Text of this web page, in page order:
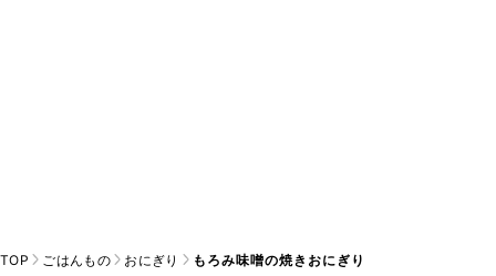
TOP ごはんもの おにぎり もろみ味噌の焼きおにぎり